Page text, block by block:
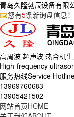
青岛久隆勃辰设备有限
您有5条新询盘信息！
高周波 超声波 热合机
High-frequency
服务热线Service Hotline
13969760683
13905421502
网站首页HOME